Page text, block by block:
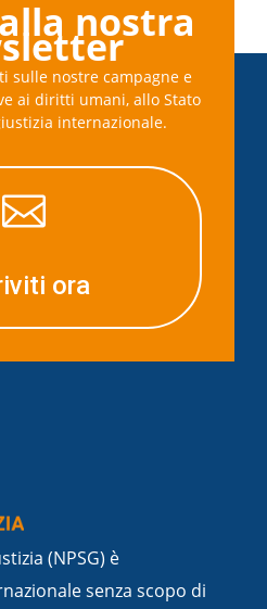
nostra
sulle nostre campagne e
ai diritti umani, allo Stato
internazionale.

ora
(NPSG) è
senza scopo di